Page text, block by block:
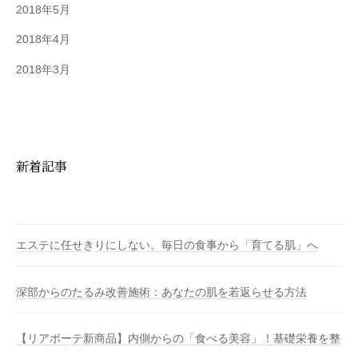
2018年5月
2018年4月
2018年3月
新着記事
エステに任せきりにしない。毎日の食事から「育てる肌」へ
深部からのたるみ改善施術：あなたの肌を若返らせる方法
【リアボーテ新商品】内側からの「食べる美容」！基礎栄養を整